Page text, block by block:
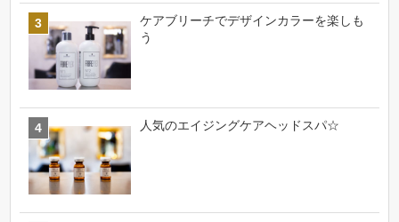
ケアブリーチでデザインカラーを楽しも
う
人気のエイジングケアヘッドスパ☆